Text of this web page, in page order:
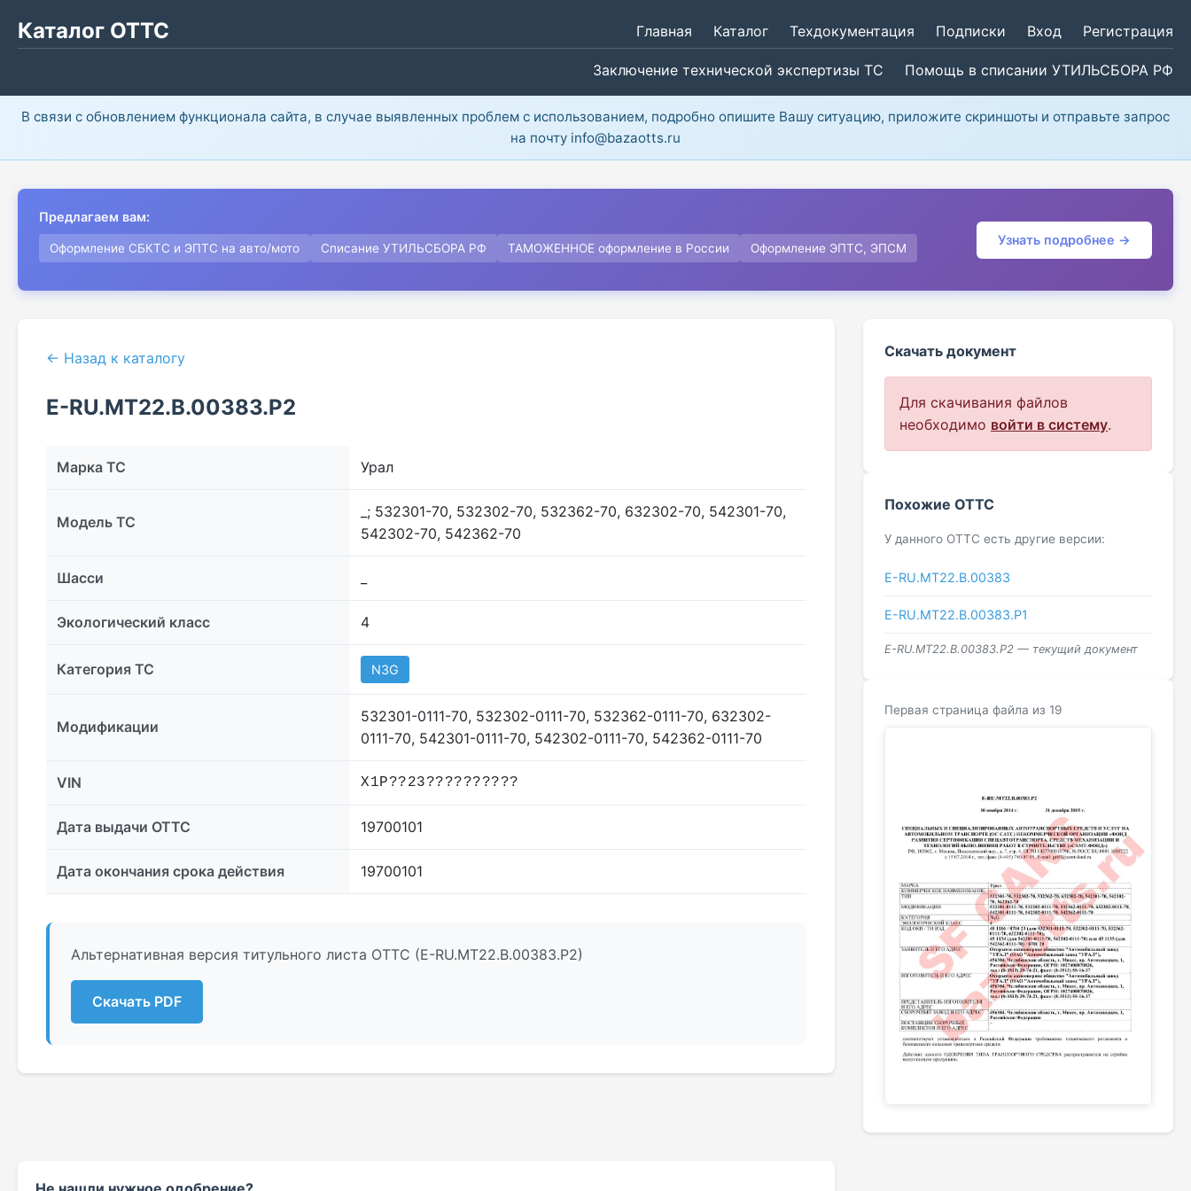
Каталог ОТТС Главная Каталог Техдокументация Подписки Вход Регистрация
Заключение технической экспертизы ТС Помощь в списании УТИЛЬСБОРА РФ
В связи с обновлением функционала сайта, в случае выявленных проблем с использованием, подробно опишите Вашу ситуацию, приложите скриншоты и отправьте запрос
на почту info@bazaotts.ru
Предлагаем вам:
Оформление СБКТС и ЭПТС на авто/мото Списание УТИЛЬСБОРА РФ ТАМОЖЕННОЕ оформление в России Оформление ЭПТС, ЭПСМ
Узнать подробнее →
← Назад к каталогу
Е-RU.МТ22.В.00383.Р2
Марка ТС Урал
Модель ТС
_; 532301-70, 532302-70, 532362-70, 632302-70, 542301-70,
542302-70, 542362-70
Шасси
Экологический класс 4
Категория ТС N3G
Модификации
532301-0111-70, 532302-0111-70, 532362-0111-70, 632302-
0111-70, 542301-0111-70, 542302-0111-70, 542362-0111-70
VIN Х1Р??23??????????
Дата выдачи ОТТС 19700101
Дата окончания срока действия 19700101
Альтернативная версия титульного листа ОТТС (Е-RU.МТ22.В.00383.Р2)
Скачать PDF
Скачать документ
Для скачивания файлов
необходимо войти в систему.
Похожие ОТТС
У данного ОТТС есть другие версии:
Е-RU.МТ22.В.00383
Е-RU.МТ22.В.00383.Р1
Е-RU.МТ22.В.00383.Р2 — текущий документ
Первая страница файла из 19